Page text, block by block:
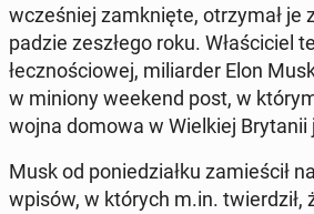
wcze­śniej za­mknię­te, otrzy­mał
pa­dzie ze­szłe­go roku. Wła­ści­ciel
łecz­no­ścio­wej, mi­liar­der Elon
w miniony weekend post, w
wojna domowa w Wiel­kiej Bry­ta­nii
Musk od po­nie­dział­ku za­mie­ścił
wpisów, w których m.in. twier­dził,